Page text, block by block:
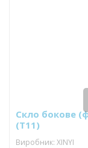
Скло бокове
(T11)
Виробник: XINYI